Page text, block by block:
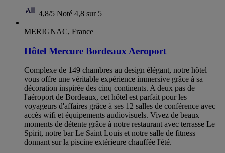
4,8/5 Noté 4,8 sur 5
MERIGNAC, France
Hôtel Mercure Bordeaux Aeroport
Complexe de 149 chambres au design élégant, notre hôtel
vous offre une véritable expérience immersive grâce à sa
décoration inspirée des cinq continents. A deux pas de
l'aéroport de Bordeaux, cet hôtel est parfait pour les
voyageurs d'affaires grâce à ses 12 salles de conférence avec
accès wifi et équipements audiovisuels. Vivez de beaux
moments de détente grâce à notre restaurant avec terrasse Le
Spirit, notre bar Le Saint Louis et notre salle de fitness
donnant sur la piscine extérieure chauffée l'été.